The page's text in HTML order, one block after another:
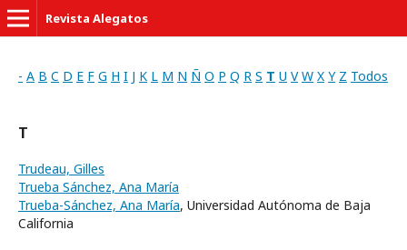
Revista Alegatos
- A B C D E F G H I J K L M N Ñ O P Q R S T U V W X Y Z Todos
T
Trudeau, Gilles
Trueba Sánchez, Ana María
Trueba-Sánchez, Ana María, Universidad Autónoma de Baja
California